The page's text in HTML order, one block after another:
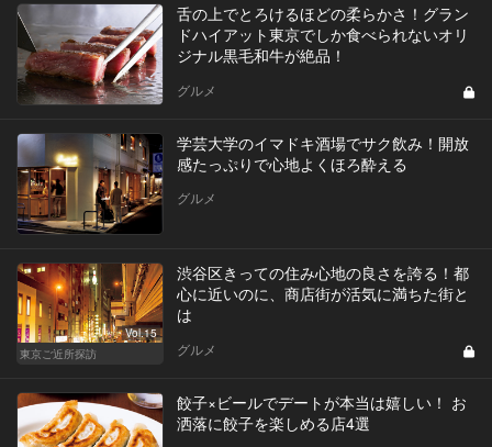
舌の上でとろけるほどの柔らかさ！グラン
ドハイアット東京でしか食べられないオリ
ジナル黒毛和牛が絶品！
グルメ
学芸大学のイマドキ酒場でサク飲み！開放
感たっぷりで心地よくほろ酔える
グルメ
Vol.15
東京ご近所探訪
渋谷区きっての住み心地の良さを誇る！都
心に近いのに、商店街が活気に満ちた街と
は
グルメ
餃子×ビールでデートが本当は嬉しい！ お
洒落に餃子を楽しめる店4選